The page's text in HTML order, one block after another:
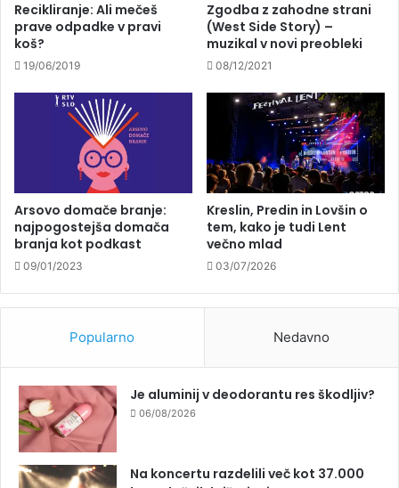
Recikliranje: Ali mečeš
prave odpadke v pravi
koš?
19/06/2019
Zgodba z zahodne strani
(West Side Story) –
muzikal v novi preobleki
08/12/2021
Arsovo domače branje:
najpogostejša domača
branja kot podkast
09/01/2023
Kreslin, Predin in Lovšin o
tem, kako je tudi Lent
večno mlad
03/07/2026
Popularno Nedavno
Je aluminij v deodorantu res škodljiv?
06/08/2026
Na koncertu razdelili več kot 37.000